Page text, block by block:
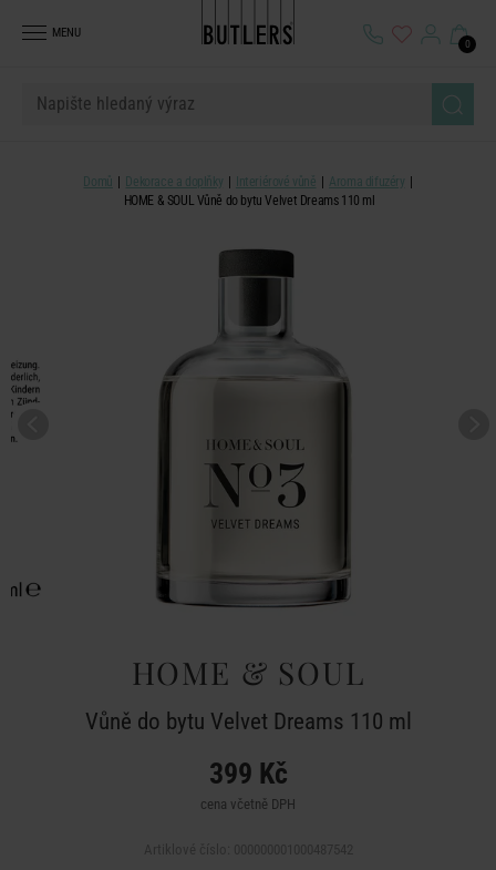
MENU
0
Domů Dekorace a doplňky Interiérové vůně
Aroma difuzéry
HOME & SOUL Vůně do bytu Velvet Dreams 110 ml
HOME & SOUL
Vůně do bytu Velvet Dreams 110 ml
399 Kč
cena včetně DPH